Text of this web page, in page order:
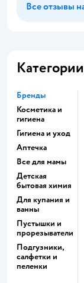
Все отзывы
Категории
Бренды
Косметика и
гигиена
Гигиена и уход
Аптечка
Все для мамы
Детская
бытовая химия
Для купания и
ванны
Пустышки и
прорезыватели
Подгузники,
салфетки и
пеленки